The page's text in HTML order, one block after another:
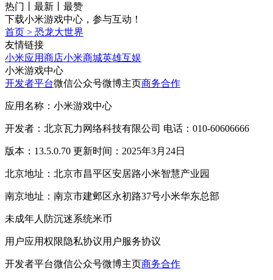
热门
最新
最赞
下载小米游戏中心，参与互动！
首页 > 恐龙大世界
友情链接
小米应用商店小米商城英雄互娱
小米游戏中心
开发者平台微信公众号微博主页商务合作
应用名称：小米游戏中心
开发者：北京瓦力网络科技有限公司 电话：010-60606666
版本：13.5.0.70 更新时间：2025年3月24日
北京地址：北京市昌平区安居路小米智慧产业园
南京地址：南京市建邺区永初路37号小米华东总部
未成年人防沉迷系统米币
用户应用权限隐私协议用户服务协议
开发者平台微信公众号微博主页商务合作